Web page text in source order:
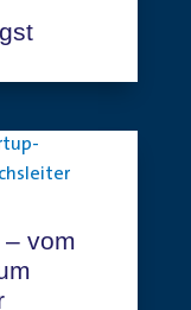
vom